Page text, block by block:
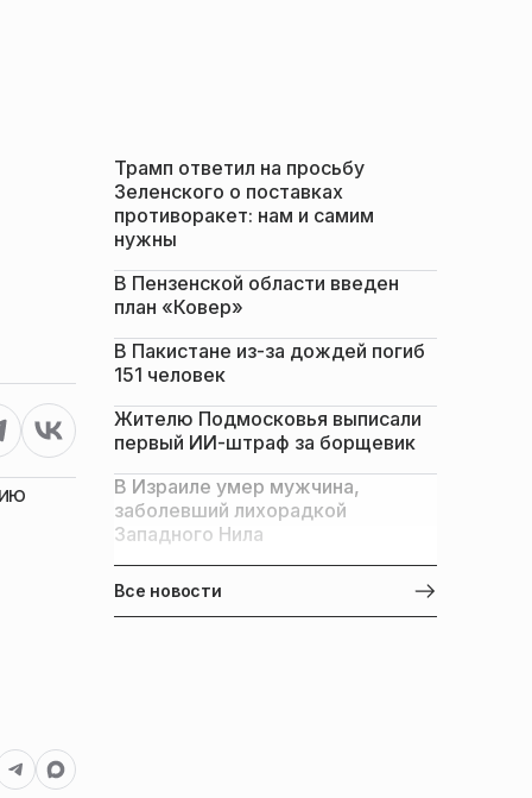
Трамп ответил на просьбу
Зеленского о поставках
противоракет: нам и самим
нужны
В Пензенской области введен
план «Ковер»
В Пакистане из-за дождей погиб
151 человек
Жителю Подмосковья выписали
первый ИИ-штраф за борщевик
В Израиле умер мужчина,
заболевший лихорадкой
Западного Нила
Все новости